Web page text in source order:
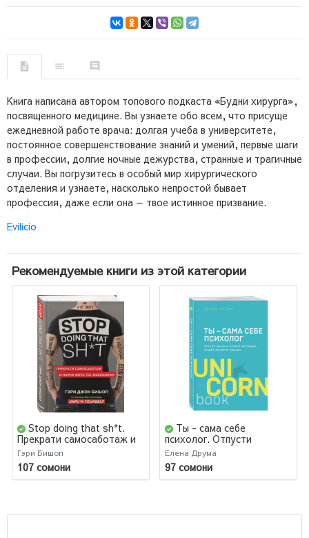
Книга написана автором топового подкаста «Будни хирурга»,
посвященного медицине. Вы узнаете обо всем, что присуще
ежедневной работе врача: долгая учеба в университете,
постоянное совершенствование знаний и умений, первые шаги
в профессии, долгие ночные дежурства, странные и трагичные
случаи. Вы погрузитесь в особый мир хирургического
отделения и узнаете, насколько непростой бывает
профессия, даже если она — твое истинное призвание.
Evilicio
Рекомендуемые книги из этой категории
Stop doing that sh*t.
Прекрати самосаботаж и
начни жить по максимуму
Гэри Бишоп
107 сомони
Ты - сама себе
психолог. Отпусти
прошлое. Полюби
настоящее. Создай
желаемое будущее (М)
Елена Друма
97 сомони